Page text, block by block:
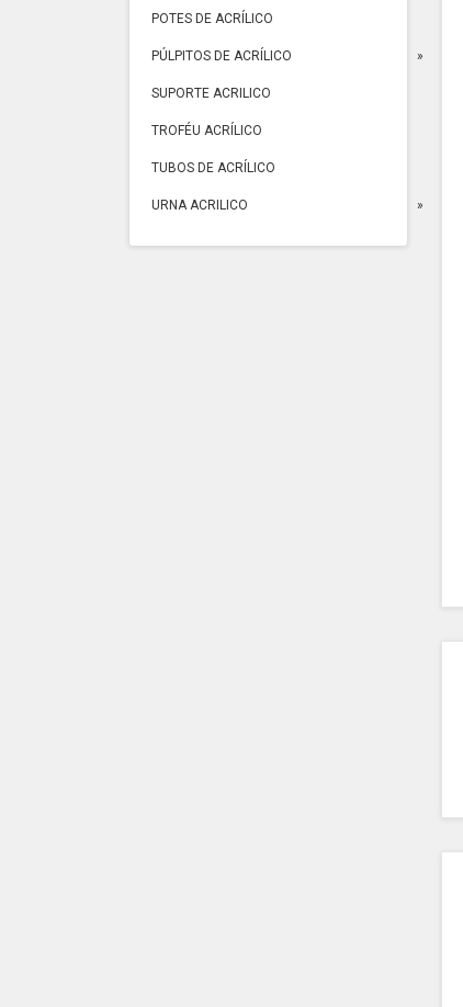
POTES DE ACRÍLICO
PÚLPITOS DE ACRÍLICO
SUPORTE ACRILICO
TROFÉU ACRÍLICO
TUBOS DE ACRÍLICO
URNA ACRILICO